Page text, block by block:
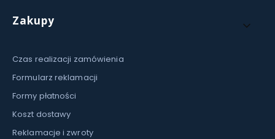
Linki w stopce
Zakupy
Czas realizacji zamówienia
Formularz reklamacji
Formy płatności
Koszt dostawy
Reklamacje i zwroty